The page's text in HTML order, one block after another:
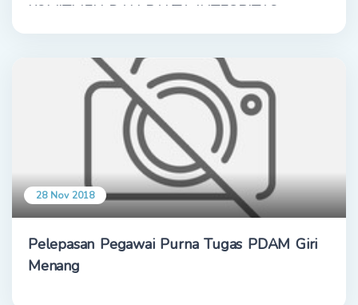
KOMITMEN DAN PAKTA INTEGRITAS
28 Nov 2018
Pelepasan Pegawai Purna Tugas PDAM Giri
Menang